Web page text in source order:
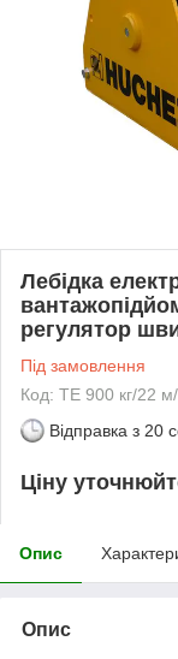
Лебідка
регулятор
Під замовлення
Код: TE 900 кг/22
Відправка з 20
Ціну
Опис
Опис